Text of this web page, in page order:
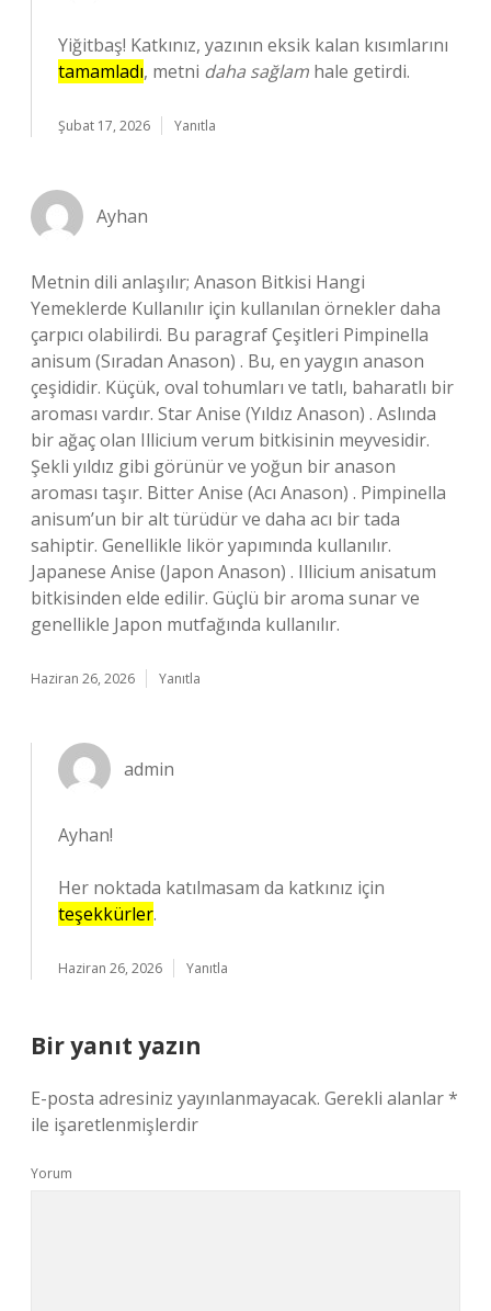
Yiğitbaş! Katkınız, yazının eksik kalan kısımlarını
tamamladı, metni daha sağlam hale getirdi.
Şubat 17, 2026 Yanıtla
Ayhan
Metnin dili anlaşılır; Anason Bitkisi Hangi
Yemeklerde Kullanılır için kullanılan örnekler daha
çarpıcı olabilirdi. Bu paragraf Çeşitleri Pimpinella
anisum (Sıradan Anason) . Bu, en yaygın anason
çeşididir. Küçük, oval tohumları ve tatlı, baharatlı bir
aroması vardır. Star Anise (Yıldız Anason) . Aslında
bir ağaç olan Illicium verum bitkisinin meyvesidir.
Şekli yıldız gibi görünür ve yoğun bir anason
aroması taşır. Bitter Anise (Acı Anason) . Pimpinella
anisum’un bir alt türüdür ve daha acı bir tada
sahiptir. Genellikle likör yapımında kullanılır.
Japanese Anise (Japon Anason) . Illicium anisatum
bitkisinden elde edilir. Güçlü bir aroma sunar ve
genellikle Japon mutfağında kullanılır.
Haziran 26, 2026 Yanıtla
admin
Ayhan!
Her noktada katılmasam da katkınız için
teşekkürler.
Haziran 26, 2026 Yanıtla
Bir yanıt yazın
E-posta adresiniz yayınlanmayacak. Gerekli alanlar*
ile işaretlenmişlerdir
Yorum